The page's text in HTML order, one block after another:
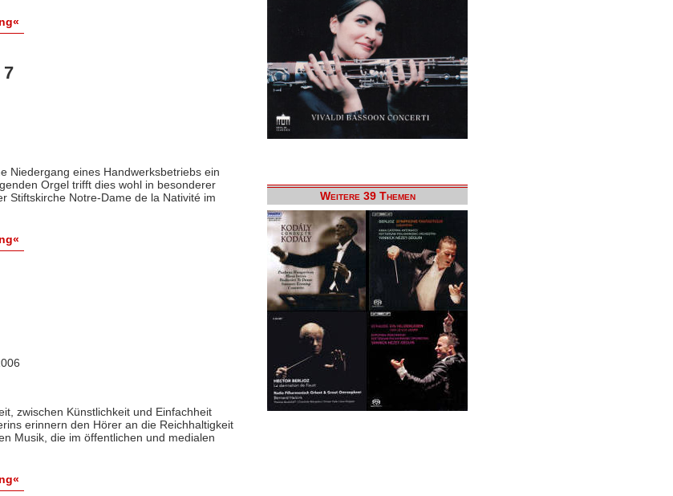
Niedergang eines Handwerksbetriebs ein
Orgel trifft dies wohl in besonderer
Stiftskirche Notre-Dame de la Nativité im
zwischen Künstlichkeit und Einfachheit
erinnern den Hörer an die Reichhaltigkeit
Musik, die im öffentlichen und medialen
Weitere 39 Themen